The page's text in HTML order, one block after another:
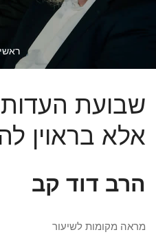
ראשי
שבועת העדות
אלא בראוין
הרב דוד קב
מראה מקומות לשיעור